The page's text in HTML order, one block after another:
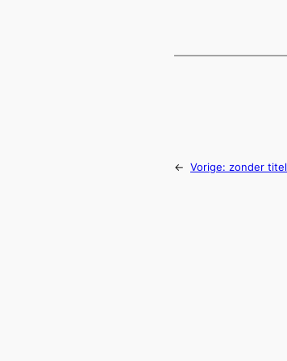
← Vorige: zonder titel